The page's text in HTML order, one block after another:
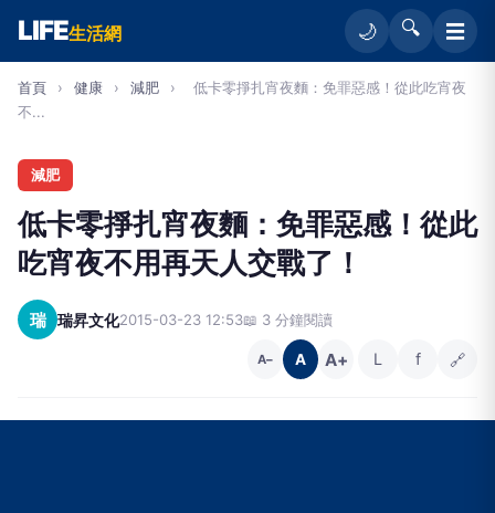
LIFE生活網 🌙 🔍 ☰
首頁 › 健康 › 減肥 ›
低卡零掙扎宵夜麵：免罪惡感！從此吃宵夜
不...
減肥
低卡零掙扎宵夜麵：免罪惡感！從此
吃宵夜不用再天人交戰了！
瑞 瑞昇文化2015-03-23 12:53📖 3 分鐘閱讀
A− A A+ L f 🔗